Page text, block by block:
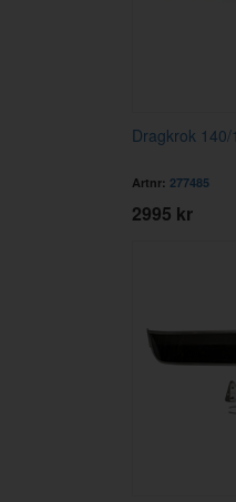
Dragkrok 140/
Artnr: 277485
2995 kr